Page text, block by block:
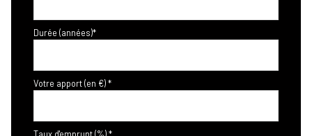
Durée (années)*
Votre apport (en €) *